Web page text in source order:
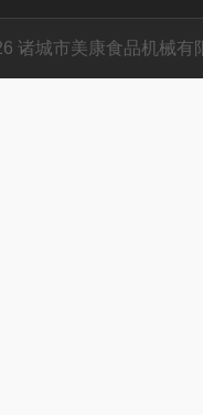
诸城市美康食品机械有